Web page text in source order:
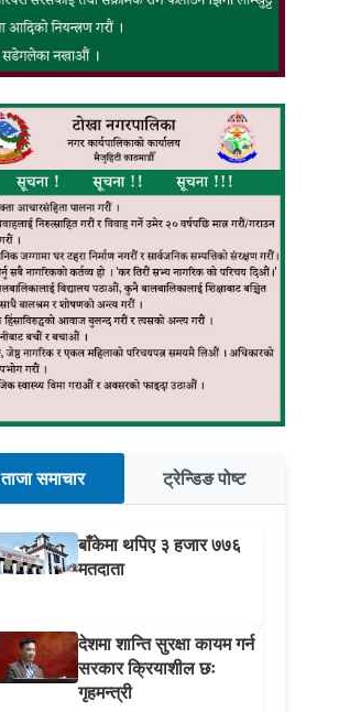
ताजा समाचार ट्रेन्डिङ पोष्ट
बाँकेमा थपिए ३ हजार ७७६
मतदाता
देशमा शान्ति सुरक्षा कायम गर्न
सरकार क्रियाशील छः
गृहमन्त्री